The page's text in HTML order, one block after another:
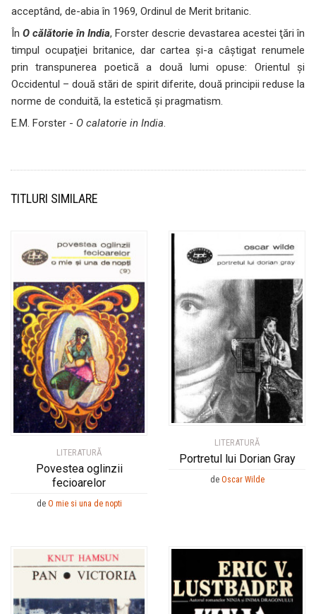
acceptând, de-abia în 1969, Ordinul de Merit britanic.
În O călătorie în India, Forster descrie devastarea acestei ţări în
timpul ocupaţiei britanice, dar cartea şi-a câştigat renumele
prin transpunerea poetică a două lumi opuse: Orientul şi
Occidentul – două stări de spirit diferite, două principii reduse la
norme de conduită, la estetică şi pragmatism.
E.M. Forster - O calatorie in India.
TITLURI SIMILARE
LITERATURĂ
Povestea oglinzii
fecioarelor
de O mie si una de nopti
LITERATURĂ
Portretul lui Dorian Gray
de Oscar Wilde